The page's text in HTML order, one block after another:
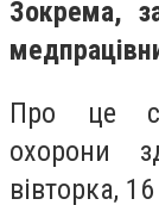
Зокрема,
Про це
охорони
вівторка,